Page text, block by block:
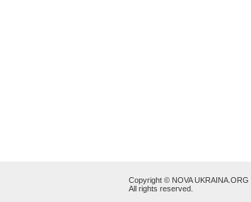
Copyright © NOVA UKRAINA.ORG
All rights reserved.